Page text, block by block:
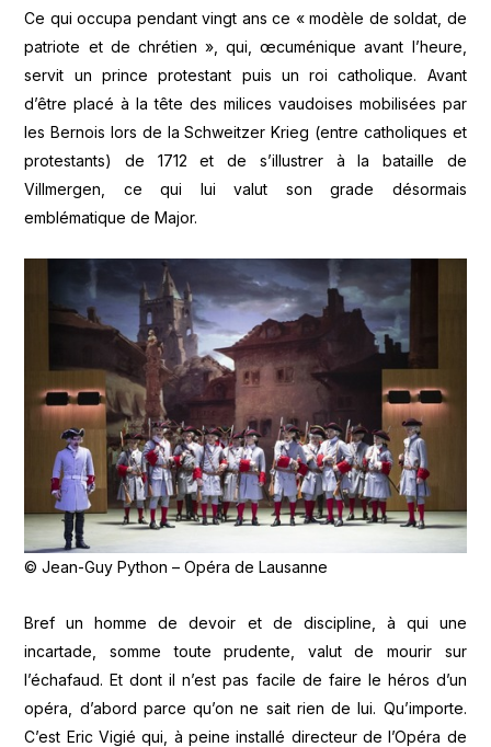
Ce qui occupa pendant vingt ans ce « modèle de soldat, de
patriote et de chrétien », qui, œcuménique avant l’heure,
servit un prince protestant puis un roi catholique. Avant
d’être placé à la tête des milices vaudoises mobilisées par
les Bernois lors de la Schweitzer Krieg (entre catholiques et
protestants) de 1712 et de s’illustrer à la bataille de
Villmergen, ce qui lui valut son grade désormais
emblématique de Major.
© Jean-Guy Python – Opéra de Lausanne
Bref un homme de devoir et de discipline, à qui une
incartade, somme toute prudente, valut de mourir sur
l’échafaud. Et dont il n’est pas facile de faire le héros d’un
opéra, d’abord parce qu’on ne sait rien de lui. Qu’importe.
C’est Eric Vigié qui, à peine installé directeur de l’Opéra de